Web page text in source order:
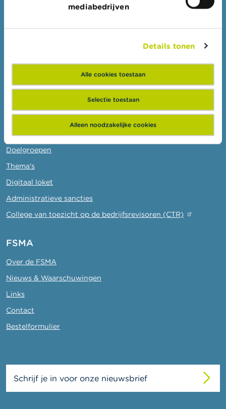
mediabedrijven
Details tonen
Alle cookies toestaan
Selectie toestaan
Alleen noodzakelijke cookies
Check uw aanbieder
Voor uw vragen over geld: Wikifin
Professionelen
Doelgroepen
Thema's
Digitaal loket
Administratieve sancties
College van toezicht op de bedrijfsrevisoren (CTR)
FSMA
Over de FSMA
Nieuws & Waarschuwingen
Links
Contact
Bestelformulier
Schrijf je in voor onze nieuwsbrief